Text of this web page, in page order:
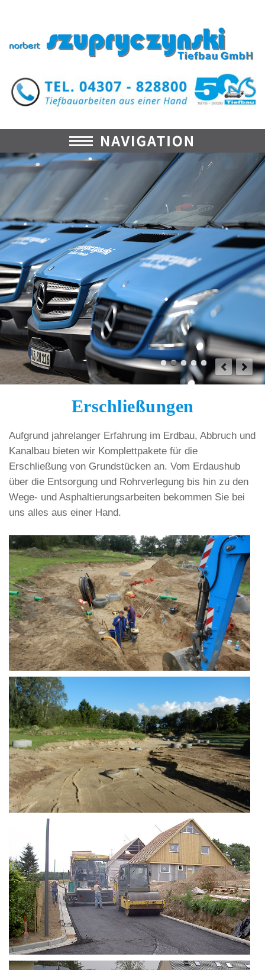
Erschließungen
Aufgrund jahrelanger Erfahrung im Erdbau, Abbruch und
Kanalbau bieten wir Komplettpakete für die
Erschließung von Grundstücken an. Vom Erdaushub
über die Entsorgung und Rohrverlegung bis hin zu den
Wege- und Asphaltierungsarbeiten bekommen Sie bei
uns alles aus einer Hand.